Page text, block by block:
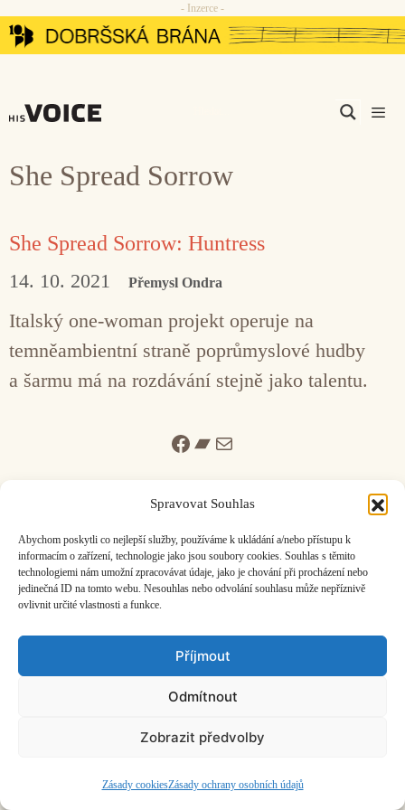
Spravovat Souhlas
Abychom poskytli co nejlepší služby, používáme k ukládání a/nebo přístupu k
informacím o zařízení, technologie jako jsou soubory cookies. Souhlas s těmito
technologiemi nám umožní zpracovávat údaje, jako je chování při procházení nebo
jedinečná ID na tomto webu. Nesouhlas nebo odvolání souhlasu může nepříznivě
ovlivnit určité vlastnosti a funkce.
Příjmout
Odmítnout
Zobrazit předvolby
Zásady cookiesZásady ochrany osobních údajů
Přeskočit
na
- Inzerce -
She Spread Sorrow
She Spread Sorrow: Huntress
14. 10. 2021 Přemysl Ondra
Italský one-woman projekt operuje na
temněambientní straně poprůmyslové hudby
a šarmu má na rozdávání stejně jako talentu.
Facebook
Bandcamp
Mail
ČASOPIS O JINÉ HUDBĚ | vydává Hudební informační středisko|
založeno 2001 | Kontaktujte nás:info@hisvoice.cz
©2026 HISvoice – design a admin